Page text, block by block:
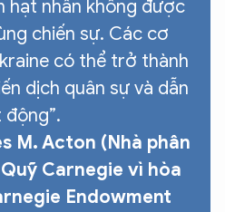
hạt nhân không được
chiến sự. Các cơ
có thể trở thành
dịch quân sự và dẫn
M. Acton (Nhà phân
Carnegie vì hòa
Endowment